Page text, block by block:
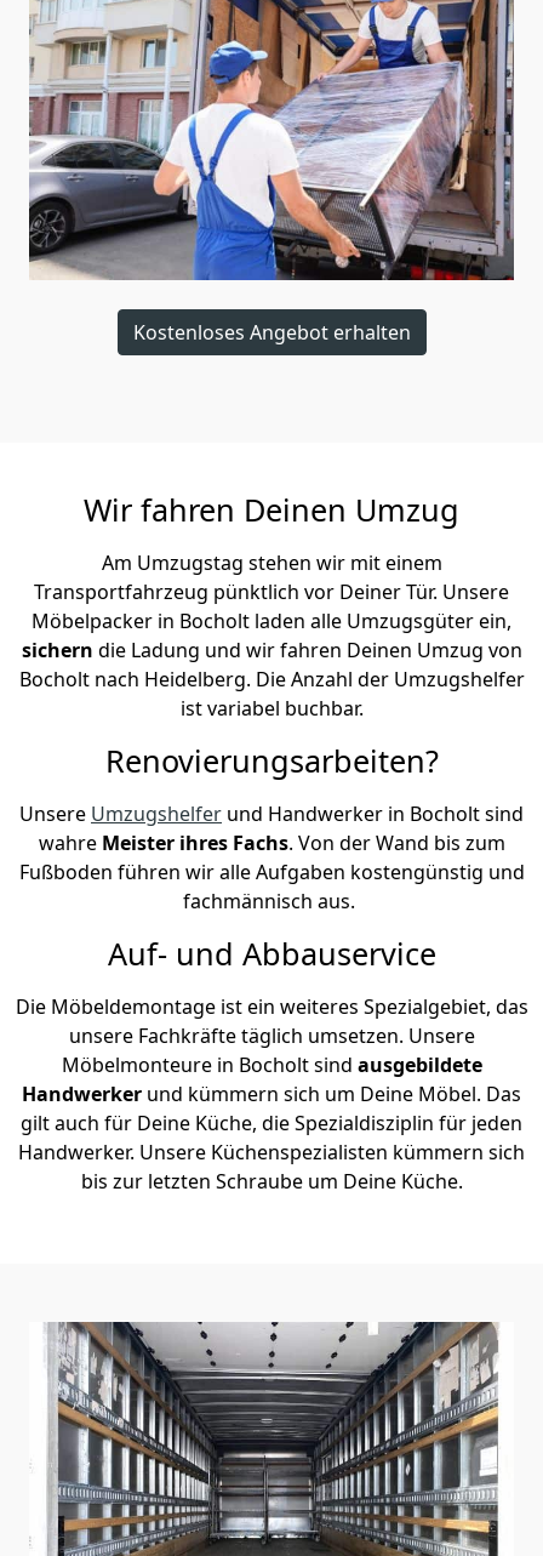
Kostenloses Angebot erhalten
Wir fahren Deinen Umzug
Am Umzugstag stehen wir mit einem
Transportfahrzeug pünktlich vor Deiner Tür. Unsere
Möbelpacker in Bocholt laden alle Umzugsgüter ein,
sichern die Ladung und wir fahren Deinen Umzug von
Bocholt nach Heidelberg. Die Anzahl der Umzugshelfer
ist variabel buchbar.
Renovierungsarbeiten?
Unsere Umzugshelfer und Handwerker in Bocholt sind
wahre Meister ihres Fachs. Von der Wand bis zum
Fußboden führen wir alle Aufgaben kostengünstig und
fachmännisch aus.
Auf- und Abbauservice
Die Möbeldemontage ist ein weiteres Spezialgebiet, das
unsere Fachkräfte täglich umsetzen. Unsere
Möbelmonteure in Bocholt sind ausgebildete
Handwerker und kümmern sich um Deine Möbel. Das
gilt auch für Deine Küche, die Spezialdisziplin für jeden
Handwerker. Unsere Küchenspezialisten kümmern sich
bis zur letzten Schraube um Deine Küche.